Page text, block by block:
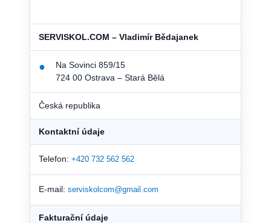
SERVISKOL.COM – Vladimír Bědajanek
●
Na Sovinci 859/15
724 00 Ostrava – Stará Bělá
Česká republika
Kontaktní údaje
Telefon: +420 732 562 562
E-mail: serviskolcom@gmail.com
Fakturační údaje